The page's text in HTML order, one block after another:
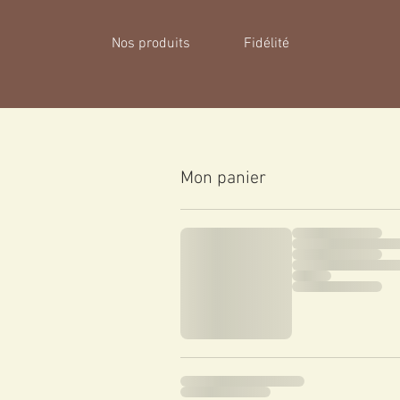
Nos produits
Fidélité
Mon panier